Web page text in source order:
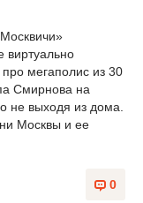
виртуально
мегаполис из 30
Смирнова на
не выходя из дома.
Москвы и ее
0